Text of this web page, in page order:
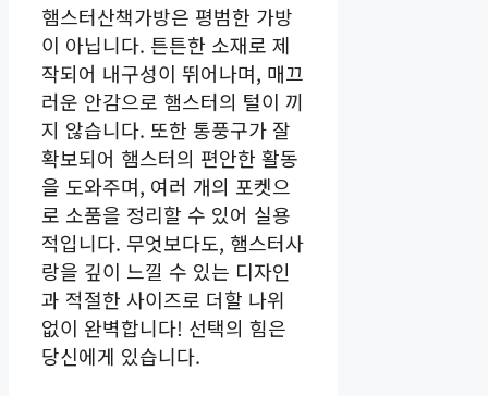
햄스터산책가방은 평범한 가방
이 아닙니다. 튼튼한 소재로 제
작되어 내구성이 뛰어나며, 매끄
러운 안감으로 햄스터의 털이 끼
지 않습니다. 또한 통풍구가 잘
확보되어 햄스터의 편안한 활동
을 도와주며, 여러 개의 포켓으
로 소품을 정리할 수 있어 실용
적입니다. 무엇보다도, 햄스터사
랑을 깊이 느낄 수 있는 디자인
과 적절한 사이즈로 더할 나위
없이 완벽합니다! 선택의 힘은
당신에게 있습니다.